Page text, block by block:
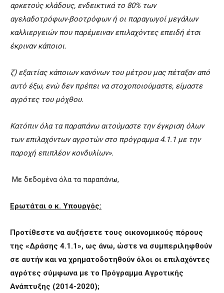
αρκετούς κλάδους, ενδεικτικά το 80% των
αγελαδοτρόφων-βοοτρόφων ή οι παραγωγοί μεγάλων
καλλιεργειών που παρέμειναν επιλαχόντες επειδή έτσι
έκριναν κάποιοι.
ζ) εξαιτίας κάποιων κανόνων του μέτρου μας πέταξαν από
αυτό έξω, ενώ δεν πρέπει να στοχοποιούμαστε, είμαστε
αγρότες του μόχθου.
Κατόπιν όλα τα παραπάνω αιτούμαστε την έγκριση όλων
των επιλαχόντων αγροτών στο πρόγραμμα 4.1.1 με την
παροχή επιπλέον κονδυλίων».
Με δεδομένα όλα τα παραπάνω,
Ερωτάται ο κ. Υπουργός:
Προτίθεστε να αυξήσετε τους οικονομικούς πόρους
της «Δράσης 4.1.1», ως άνω, ώστε να συμπεριληφθούν
σε αυτήν και να χρηματοδοτηθούν όλοι οι επιλαχόντες
αγρότες σύμφωνα με το Πρόγραμμα Αγροτικής
Ανάπτυξης (2014-2020);